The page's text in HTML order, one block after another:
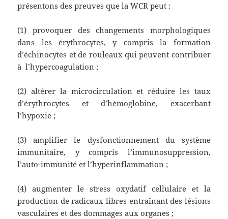
présentons des preuves que la WCR peut :
(1) provoquer des changements morphologiques
dans les érythrocytes, y compris la formation
d’échinocytes et de rouleaux qui peuvent contribuer
à l’hypercoagulation ;
(2) altérer la microcirculation et réduire les taux
d’érythrocytes et d’hémoglobine, exacerbant
l’hypoxie ;
(3) amplifier le dysfonctionnement du système
immunitaire, y compris l’immunosuppression,
l’auto-immunité et l’hyperinflammation ;
(4) augmenter le stress oxydatif cellulaire et la
production de radicaux libres entraînant des lésions
vasculaires et des dommages aux organes ;